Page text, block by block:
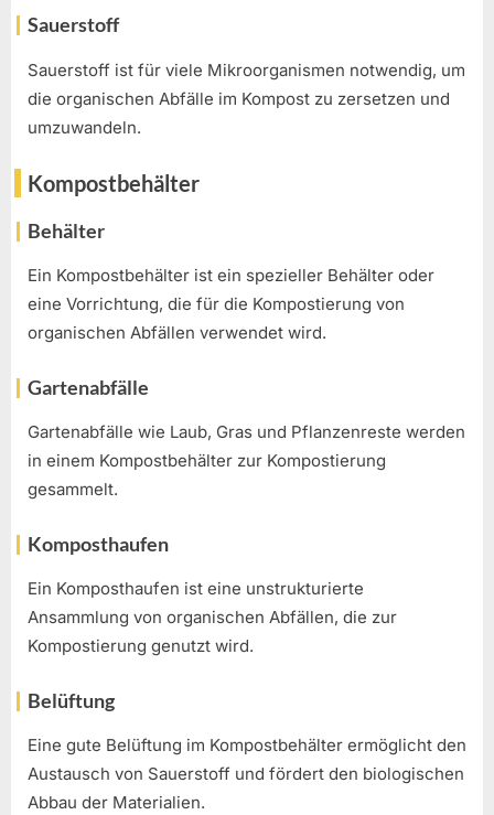
Sauerstoff
Sauerstoff ist für viele Mikroorganismen notwendig, um
die organischen Abfälle im Kompost zu zersetzen und
umzuwandeln.
Kompostbehälter
Behälter
Ein Kompostbehälter ist ein spezieller Behälter oder
eine Vorrichtung, die für die Kompostierung von
organischen Abfällen verwendet wird.
Gartenabfälle
Gartenabfälle wie Laub, Gras und Pflanzenreste werden
in einem Kompostbehälter zur Kompostierung
gesammelt.
Komposthaufen
Ein Komposthaufen ist eine unstrukturierte
Ansammlung von organischen Abfällen, die zur
Kompostierung genutzt wird.
Belüftung
Eine gute Belüftung im Kompostbehälter ermöglicht den
Austausch von Sauerstoff und fördert den biologischen
Abbau der Materialien.